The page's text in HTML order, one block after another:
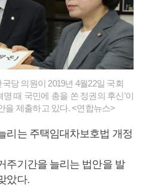
당 의원이 2019년 4월22일 국회
명 때 국민에 총을 쏜 정권의 후신'이
을 제출하고 있다. <연합뉴스>
리는 주택임대차보호법 개정
주기간을 늘리는 법안을 발
았다.